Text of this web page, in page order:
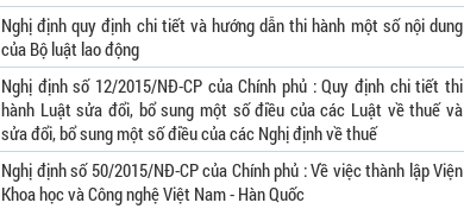
Nghị định quy định chi tiết và hướng dẫn thi hành một số nội dung
của Bộ luật lao động
Nghị định số 12/2015/NĐ-CP của Chính phủ : Quy định chi tiết thi
hành Luật sửa đổi, bổ sung một số điều của các Luật về thuế và
sửa đổi, bổ sung một số điều của các Nghị định về thuế
Nghị định số 50/2015/NĐ-CP của Chính phủ : Về việc thành lập Viện
Khoa học và Công nghệ Việt Nam - Hàn Quốc